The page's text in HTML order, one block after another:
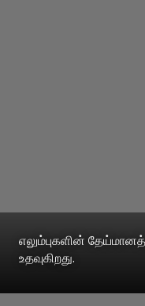
எலும்புகளின்
உதவுகிறது.